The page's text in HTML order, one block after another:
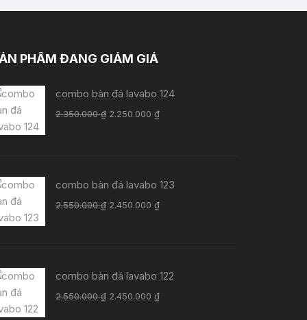
PHẨM ĐANG GIẢM GIÁ
combo bàn đá lavabo 124
2.350.000₫ Giá
2.250.000 ₫Giá
2.250.000 ₫.
combo bàn đá lavabo 123
2.550.000₫ Giá
2.450.000 ₫Giá
2.450.000 ₫.
combo bàn đá lavabo 122
2.550.000₫ Giá
2.450.000 ₫Giá